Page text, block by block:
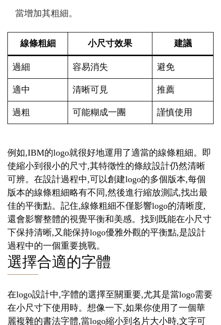
當增加其粗細。
線條粗細 小尺寸效果 建議
過細 容易消失 避免
適中 清晰可見 推薦
過粗 可能糊成一團 謹慎使用
例如,IBM的logo就很好地運用了適當的線條粗細。即
使縮小到很小的尺寸,其特徵性的條紋設計仍然清晰
可辨。在設計過程中,可以創建logo的多個版本,每個
版本的線條粗細略有不同,然後進行縮放測試,找出最
佳的平衡點。記住,線條粗細不僅影響logo的清晰度,
還會影響整體的視覺平衡和美感。找到既能在小尺寸
下保持清晰,又能保持logo優雅外觀的平衡點,是設計
過程中的一個重要挑戰。
選擇合適的字體
在logo設計中,字體的選擇至關重要,尤其是當logo需要
在小尺寸下使用時。想像一下,如果你使用了一個華
麗複雜的書法字體,當logo縮小到名片大小時,文字可